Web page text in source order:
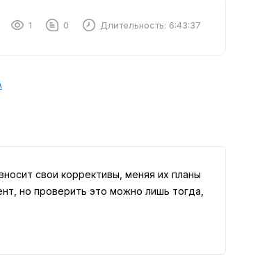
1 0 Длительность: 6:43:37
свои коррективы, меняя их планы
но проверить это можно лишь тогда,